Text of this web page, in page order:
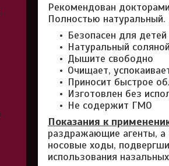
Рекомендован
Полностью
Безопасен для детей
Натуральный
Дышите свободно
Очищает,
Приносит быстрое
Изготовлен без
Не содержит ГМО
Показания к
раздражающие агенты, а
носовые ходы,
использования